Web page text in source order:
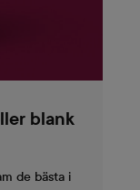
blank
de bästa i